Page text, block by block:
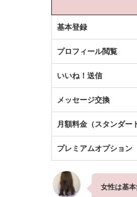
基本登録
プロフィール閲覧
いいね！送信
メッセージ交換
月額料金（スタンダー
プレミアムオプション
女性は基本